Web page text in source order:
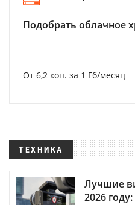
Подобрать облачное
От 6,2 коп. за 1 Гб/месяц
ТЕХНИКА
Лучшие
2026